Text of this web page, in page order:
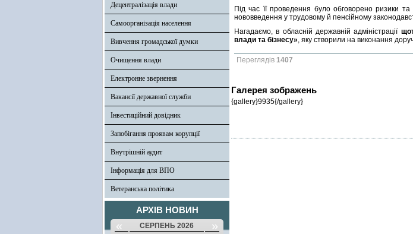
Децентралізація влади
Самоорганізація населення
Вивчення громадської думки
Очищення влади
Електронне звернення
Вакансії державної служби
Інвестиційний довідник
Запобігання проявам корупції
Внутрішній аудит
Інформація для ВПО
Ветеранська політика
АРХІВ НОВИН
« СЕРПЕНЬ 2026 »
Під час її проведення було обговорено ризики
нововведення у трудовому й пенсійному
Нагадаємо, в обласній державній адміністрації
влади та бізнесу», яку створили на виконання
Переглядів 1407
Галерея зображень
{gallery}9935{/gallery}